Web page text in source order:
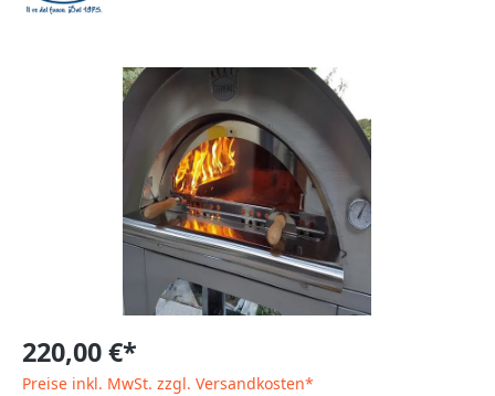
220,00 €*
Preise inkl. MwSt. zzgl. Versandkosten*